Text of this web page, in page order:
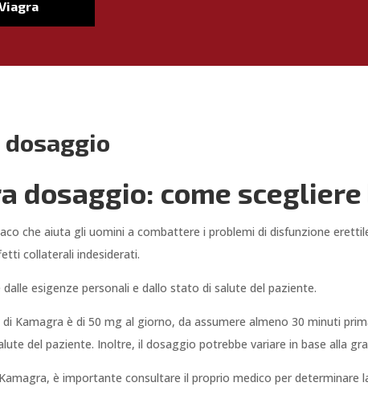
dosaggio
dosaggio: come
che aiuta gli uomini a combattere i problemi di disfunzione
collaterali indesiderati.
esigenze personali e dallo stato di salute del paziente.
Kamagra è di 50 mg al giorno, da assumere almeno 30 minuti
del paziente. Inoltre, il dosaggio potrebbe variare in base alla
è importante consultare il proprio medico per determinare